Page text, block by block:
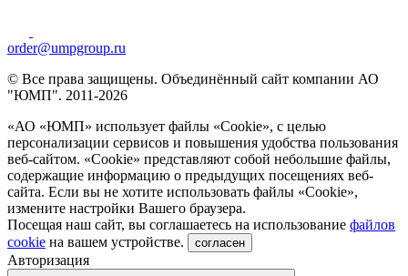
order@umpgroup.ru
© Все права защищены. Объединённый сайт компании АО
"ЮМП". 2011-2026
«АО «ЮМП» использует файлы «Сookie», с целью
персонализации сервисов и повышения удобства пользования
веб-сайтом. «Cookie» представляют собой небольшие файлы,
содержащие информацию о предыдущих посещениях веб-
сайта. Если вы не хотите использовать файлы «Сookie»,
измените настройки Вашего браузера.
Посещая наш сайт, вы соглашаетесь на использование файлов
cookie на вашем устройстве. согласен
Авторизация